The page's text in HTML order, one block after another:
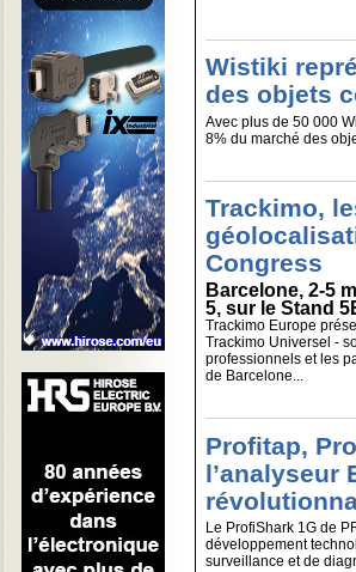
Wistiki
des objets
Avec plus de 50 000
8% du marché des
Trackimo,
Congress
Barcelone, 2-5
5, sur le Stand
Trackimo Europe
Trackimo Universel -
professionnels et les
de Barcelone...
Profitap,
l’analyseur
Le ProfiShark 1G de
développement
surveillance et de